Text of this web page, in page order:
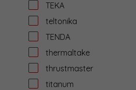
TEKA
teltonika
TENDA
thermaltake
thrustmaster
titanum